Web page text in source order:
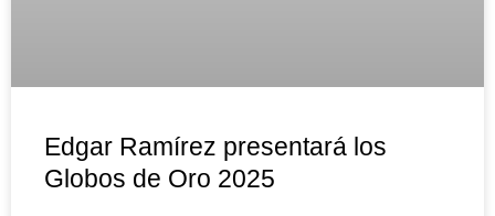
Edgar Ramírez presentará los
Globos de Oro 2025